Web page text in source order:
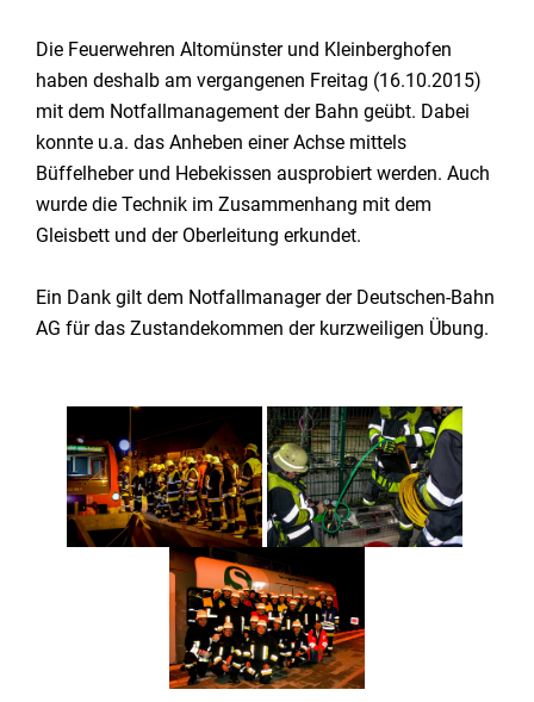
Die Feuerwehren Altomünster und Kleinberghofen
haben deshalb am vergangenen Freitag (16.10.2015)
mit dem Notfallmanagement der Bahn geübt. Dabei
konnte u.a. das Anheben einer Achse mittels
Büffelheber und Hebekissen ausprobiert werden. Auch
wurde die Technik im Zusammenhang mit dem
Gleisbett und der Oberleitung erkundet.
Ein Dank gilt dem Notfallmanager der Deutschen-Bahn
AG für das Zustandekommen der kurzweiligen Übung.